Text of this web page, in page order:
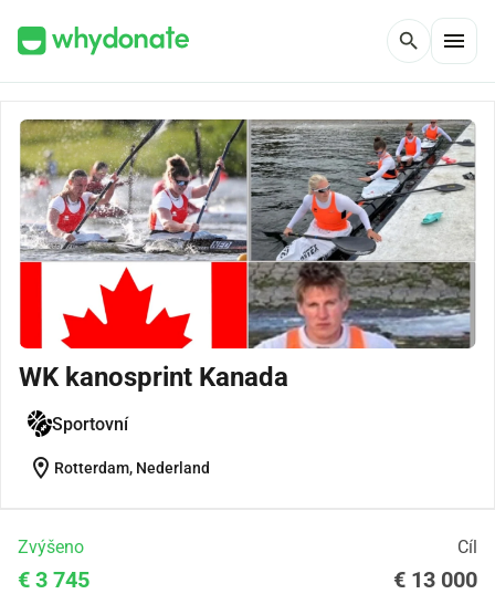
search menu
WK kanosprint Kanada
Sportovní
location_on Rotterdam, Nederland
Zvýšeno Cíl
€ 3 745 € 13 000